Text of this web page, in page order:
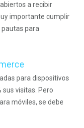
a recibir
importante cumplir
para
para dispositivos
visitas. Pero
móviles, se debe